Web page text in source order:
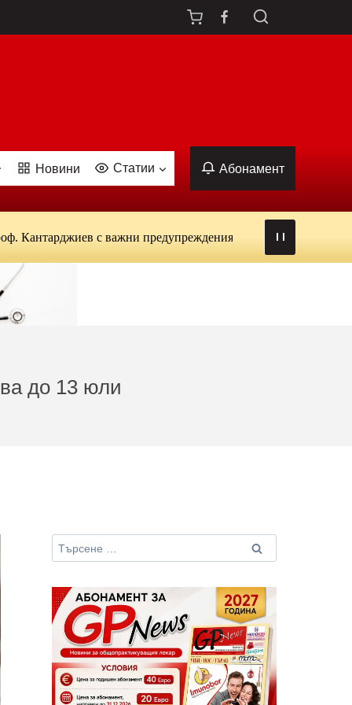
Новини Статии Абонамент
с важни предупреждения: от вируси и ухапвания от
до 13 юли
Търсене
за: